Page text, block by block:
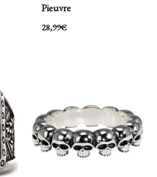
Pieuvre
28,99€